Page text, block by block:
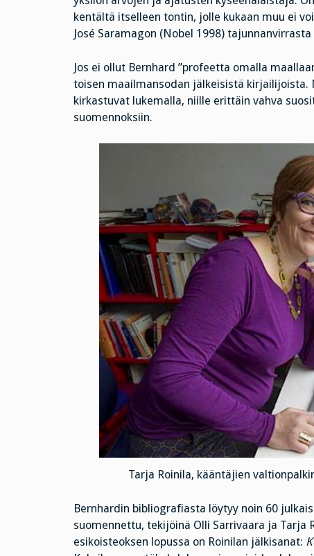
kentältä itselleen tontin, jolle kukaan muu ei
José Saramagon (Nobel 1998)
Jos ei ollut Bernhard ”profeetta omalla
toisen maailmansodan jälkeisistä
kirkastuvat lukemalla, niille erittäin vahva
suomennoksiin.
Tarja Roinila, kääntäjien
Bernhardin bibliografiasta löytyy noin 60
suomennettu, tekijöinä Olli Sarrivaara ja Tarja
esikoisteoksen lopussa on Roinilan jälkisanat: